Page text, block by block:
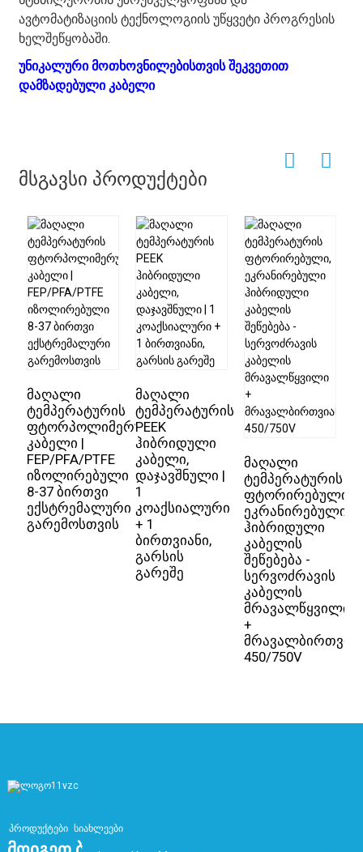
ავტომატიზაციის ტექნოლოგიის უწყვეტი პროგრესის
ხელშეწყობაში.
უნიკალური მოთხოვნილებისთვის შეკვეთით
დამზადებული კაბელი
მსგავსი პროდუქტები
მაღალი
ტემპერატურის
ფტორპოლიმერული
კაბელი |
FEP/PFA/PTFE
იზოლირებული
8-37 ბირთვი
ექსტრემალური
გარემოსთვის
მაღალი
ტემპერატურის
PEEK
ჰიბრიდული
კაბელი,
დაჯავშნული |
1
კოაქსიალური
+ 1
ბირთვიანი,
გარსის
გარეშე
მაღალი
ტემპერატურის
ფტორირებული,
ეკრანირებული
ჰიბრიდული
კაბელის
შეწებება -
სერვოძრავის
კაბელის
მრავალწყვილი
+
450/750V
პროდუქტები სიახლეები